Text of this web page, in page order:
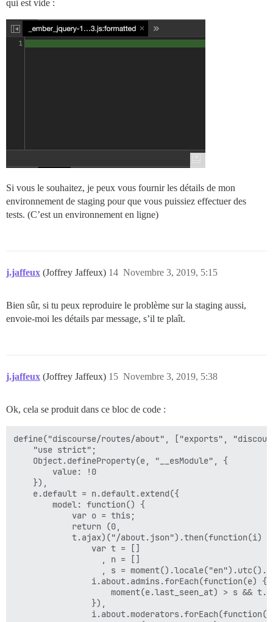
qui est vide :
Si vous le souhaitez, je peux vous fournir les détails de mon
environnement de staging pour que vous puissiez effectuer des
tests. (C’est un environnement en ligne)
j.jaffeux (Joffrey Jaffeux) Novembre 3, 2019, 5:15
14
Bien sûr, si tu peux reproduire le problème sur la staging aussi,
envoie-moi les détails par message, s’il te plaît.
j.jaffeux (Joffrey Jaffeux) Novembre 3, 2019, 5:38
15
Ok, cela se produit dans ce bloc de code :
define("discourse/routes/about", ["exports",
    "use strict";
    Object.defineProperty(e, "__esModule", {
        value: !0
    }),
    e.default = n.default.extend({
        model: function() {
            var o = this;
            return (0,
            t.ajax)("/about.json").then(function(i) {
                var t = []
                  , n = []
, s =
                i.about.admins.forEach(function(e) {
moment(e.last_seen_at) > s &&
                }),